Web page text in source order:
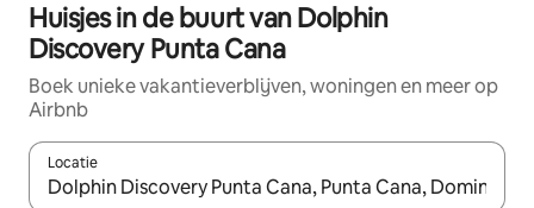
Huisjes in de buurt van Dolphin
Discovery Punta Cana
Boek unieke vakantieverblijven, woningen en meer op
Airbnb
Locatie
Wanneer er suggesties beschikbaar zijn, maak je een keuze